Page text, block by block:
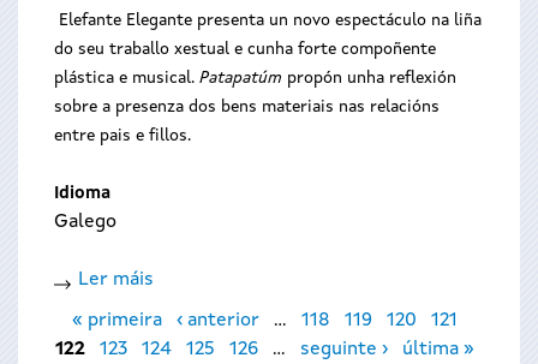
Abraios
de
rúa
Elefante Elegante presenta un novo espectáculo na liña
do seu traballo xestual e cunha forte compoñente
plástica e musical. Patapatúm propón unha reflexión
sobre a presenza dos bens materiais nas relacións
entre pais e fillos.
Idioma
Galego
Ler máis
Patapatúm
Páxinas
« primeira ‹ anterior … 118 119 120
121
122
123 124 125 126 … seguinte › última »